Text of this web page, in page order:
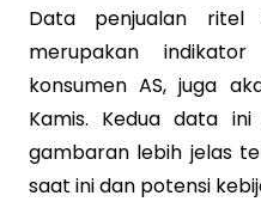
Data penjualan
merupakan
konsumen AS, juga
Kamis. Kedua data
gambaran lebih jelas
saat ini dan potensi